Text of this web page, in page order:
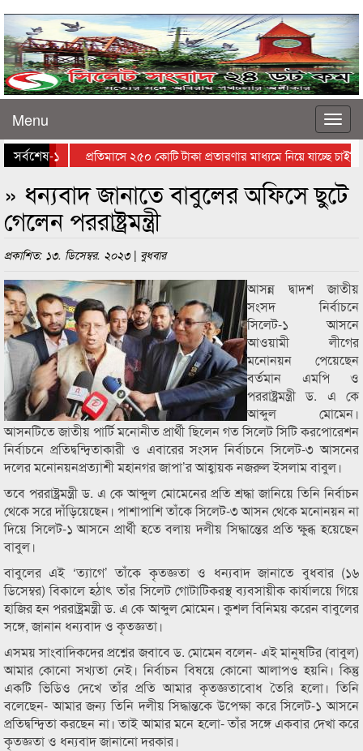
Menu
সর্বশেষ
গাছ -১
প্রতিমাসে ২৫০ কোটি টাকা প্রতারণার মাধ্যমে নিয়ে যাচ্ছে
» ধন্যবাদ জানাতে বাবুলের অফিসে ছুটে
গেলেন পররাষ্ট্রমন্ত্রী
প্রকাশিত: ১৩. ডিসেম্বর. ২০২৩ | বুধবার
আসন্ন দ্বাদশ জাতীয়
সংসদ নির্বাচনে
সিলেট-১ আসনে
আওয়ামী লীগের
মনোনয়ন পেয়েছেন
বর্তমান এমপি ও
পররাষ্ট্রমন্ত্রী ড. এ কে
আব্দুল মোমেন।
আসনটিতে জাতীয় পার্টি মনোনীত প্রার্থী ছিলেন গত সিলেট সিটি করপোরেশন
নির্বাচনে প্রতিদ্বন্দ্বিতাকারী ও এবারের সংসদ নির্বাচনে সিলেট-৩ আসনের
দলের মনোনয়নপ্রত্যাশী মহানগর জাপা’র আহ্বায়ক নজরুল ইসলাম বাবুল।
তবে পররাষ্ট্রমন্ত্রী ড. এ কে আব্দুল মোমেনের প্রতি শ্রদ্ধা জানিয়ে তিনি নির্বাচন
থেকে সরে দাঁড়িয়েছেন। পাশাপাশি তাঁকে সিলেট-৩ আসন থেকে মনোনয়ন না
দিয়ে সিলেট-১ আসনে প্রার্থী হতে বলায় দলীয় সিদ্ধান্তের প্রতি ক্ষুব্ধ হয়েছেন
বাবুল।
বাবুলের এই ‘ত্যাগে’ তাঁকে কৃতজ্ঞতা ও ধন্যবাদ জানাতে বুধবার (১৬
ডিসেম্বর) বিকালে হঠাৎ তাঁর সিলেট গোটাটিকরস্থ ব্যবসায়ীক কার্যালয়ে গিয়ে
হাজির হন পররাষ্ট্রমন্ত্রী ড. এ কে আব্দুল মোমেন। কুশল বিনিময় করেন বাবুলের
সঙ্গে, জানান ধন্যবাদ ও কৃতজ্ঞতা।
এসময় সাংবাদিকদের প্রশ্নের জবাবে ড. মোমেন বলেন- এই মানুষটির (বাবুল)
আমার কোনো সখ্যতা নেই। নির্বাচন বিষয়ে কোনো আলাপও হয়নি। কিন্তু
একটি ভিডিও দেখে তাঁর প্রতি আমার কৃতজ্ঞতাবোধ তৈরি হলো। তিনি
বলেছেন- আমার জন্য তিনি দলীয় সিদ্ধান্তকে উপেক্ষা করে সিলেট-১ আসনে
প্রতিদ্বন্দ্বিতা করছেন না। তাই আমার মনে হলো- তাঁর সঙ্গে একবার দেখা করে
কৃতজ্ঞতা ও ধন্যবাদ জানানো দরকার।